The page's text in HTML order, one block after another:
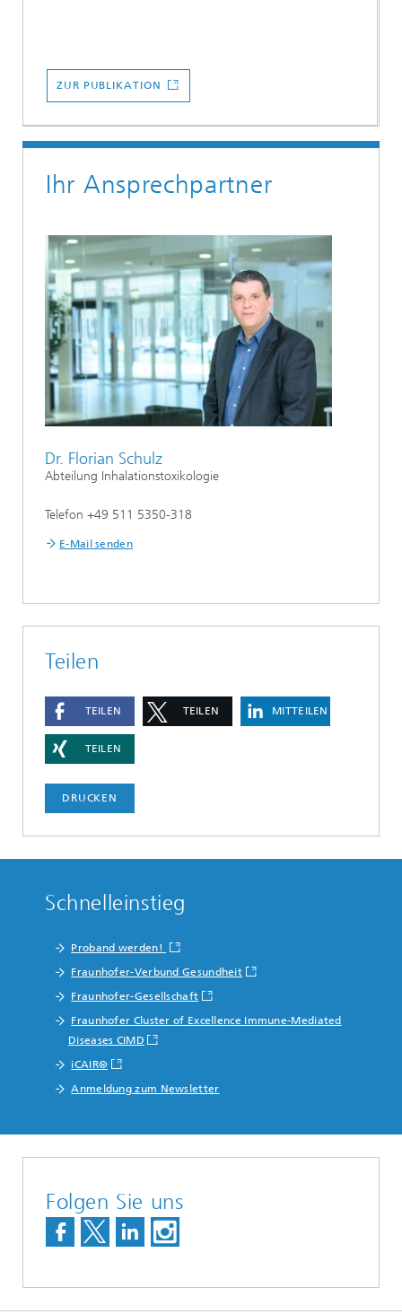
ZUR PUBLIKATION
Ihr Ansprechpartner
Dr. Florian Schulz
Abteilung Inhalationstoxikologie
Telefon +49 511 5350-318
E-Mail senden
Teilen
TEILEN TEILEN MITTEILEN
TEILEN
DRUCKEN
Schnelleinstieg
Proband werden!
Fraunhofer-Verbund Gesundheit
Fraunhofer-Gesellschaft
Fraunhofer Cluster of Excellence Immune-Mediated
Diseases CIMD
iCAIR®
Anmeldung zum Newsletter
Folgen Sie uns